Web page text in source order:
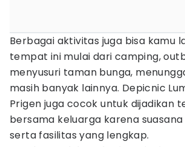
Berbagai aktivitas juga bisa kamu
tempat ini mulai dari camping,
menyusuri taman bunga,
masih banyak lainnya. Depicnic
Prigen juga cocok untuk dijadikan
bersama keluarga karena
serta fasilitas yang lengkap.